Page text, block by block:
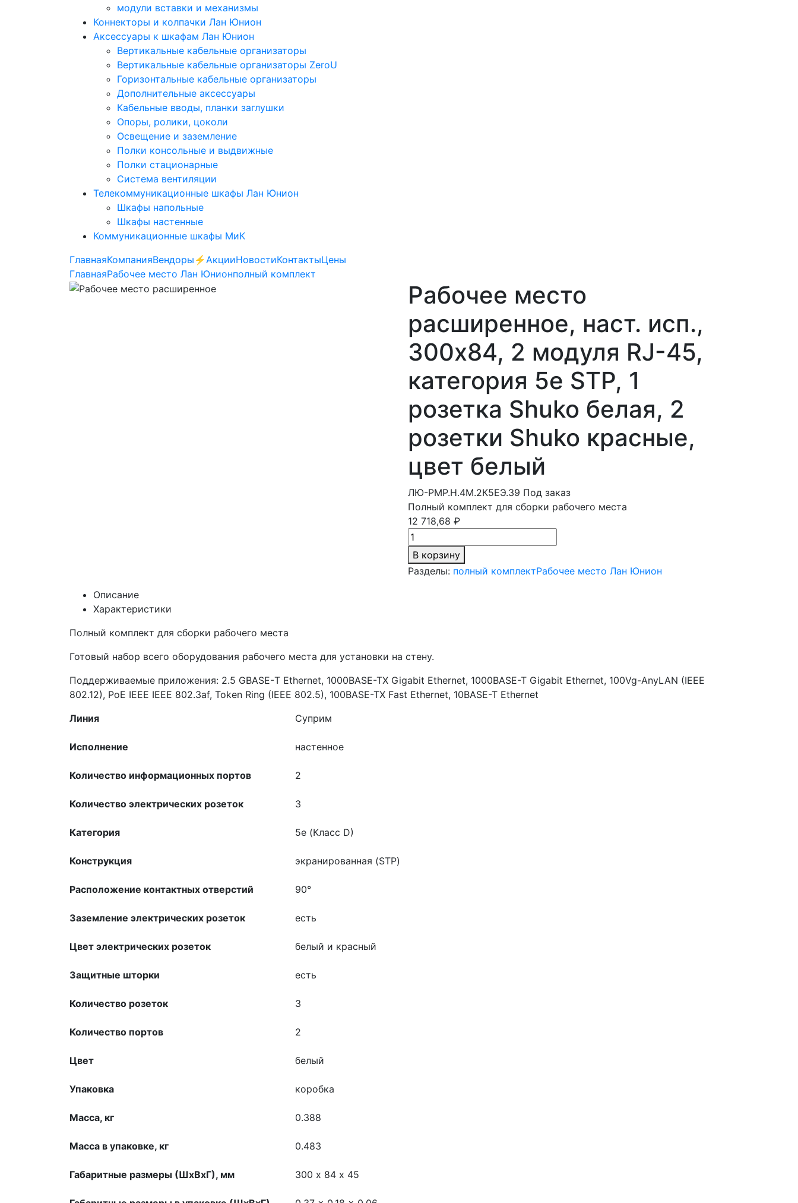
модули вставки и механизмы
Коннекторы и колпачки Лан Юнион
Аксессуары к шкафам Лан Юнион
Вертикальные кабельные организаторы
Вертикальные кабельные организаторы ZeroU
Горизонтальные кабельные организаторы
Дополнительные аксессуары
Кабельные вводы, планки заглушки
Опоры, ролики, цоколи
Освещение и заземление
Полки консольные и выдвижные
Полки стационарные
Система вентиляции
Телекоммуникационные шкафы Лан Юнион
Шкафы напольные
Шкафы настенные
Коммуникационные шкафы МиК
ГлавнаяКомпанияВендоры ⚡️АкцииНовостиКонтактыЦены
ГлавнаяРабочее место Лан Юнионполный комплект
Рабочее место
расширенное, наст. исп.,
300х84, 2 модуля RJ-45,
категория 5e STP, 1
розетка Shuko белая, 2
розетки Shuko красные,
цвет белый
ЛЮ-РМР.Н.4М.2К5ЕЭ.39 Под заказ
Полный комплект для сборки рабочего места
12 718,68 ₽
В корзину
Разделы: полный комплектРабочее место Лан Юнион
Описание
Характеристики
Полный комплект для сборки рабочего места
Готовый набор всего оборудования рабочего места для установки на стену.
Поддерживаемые приложения: 2.5 GBASE-Т Ethernet, 1000BASE-TX Gigabit Ethernet, 1000BASE-T Gigabit Ethernet, 100Vg-AnyLAN (IEEE
802.12), PoE IEEE IEEE 802.3af, Token Ring (IEEE 802.5), 100BASE-TX Fast Ethernet, 10BASE-T Ethernet
Линия
Суприм
Исполнение настенное
Количество информационных портов 2
Количество электрических розеток 3
Категория 5e (Класс D)
Конструкция экранированная (STP)
Расположение контактных отверстий 90°
Заземление электрических розеток есть
Цвет электрических розеток белый и красный
Защитные шторки есть
Количество розеток 3
Количество портов 2
Цвет белый
Упаковка коробка
Масса, кг 0.388
Масса в упаковке, кг 0.483
Габаритные размеры (ШхВхГ), мм 300 х 84 х 45